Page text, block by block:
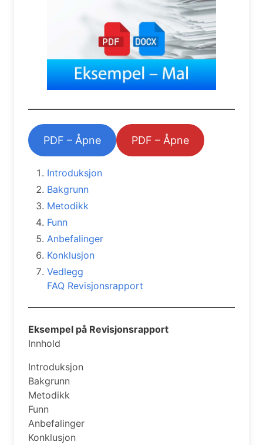
PDF – Åpne PDF – Åpne
Introduksjon
Bakgrunn
Metodikk
Funn
Anbefalinger
Konklusjon
Vedlegg
FAQ Revisjonsrapport
Eksempel på Revisjonsrapport
Innhold
Introduksjon
Bakgrunn
Metodikk
Funn
Anbefalinger
Konklusjon